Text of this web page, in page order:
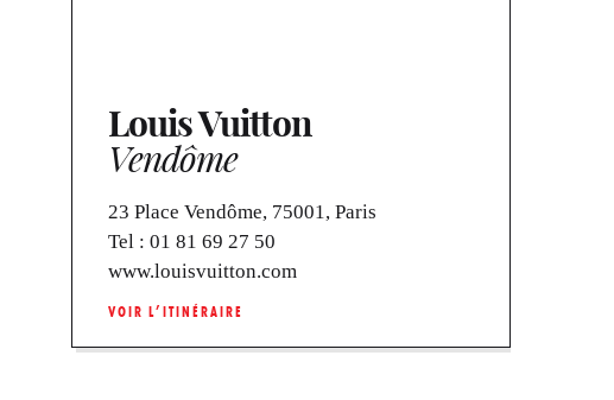
Louis Vuitton
Vendôme
23 Place Vendôme, 75001, Paris
Tel : 01 81 69 27 50
www.louisvuitton.com
VOIR L’ITINÉRAIRE